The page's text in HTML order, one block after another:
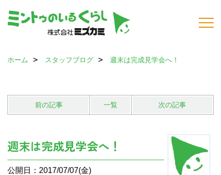
ホーム スタッフブログ 週末は完成見学会へ！
前の記事 一覧 次の記事
週末は完成見学会へ！
公開日：2017/07/07(金)